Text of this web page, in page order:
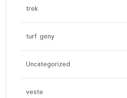
trek
turf geny
Uncategorized
veste